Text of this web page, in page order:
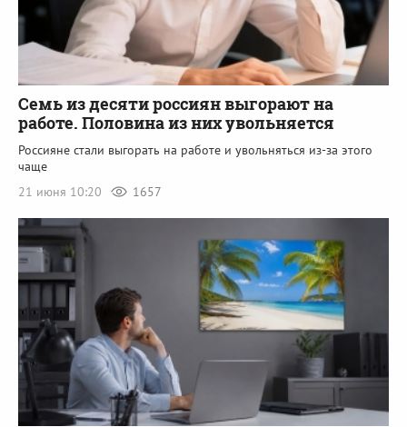
Семь из десяти россиян выгорают на
работе. Половина из них увольняется
Россияне стали выгорать на работе и увольняться из-за этого
чаще
21 июня 10:20
1657